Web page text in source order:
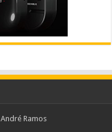
André Ramos